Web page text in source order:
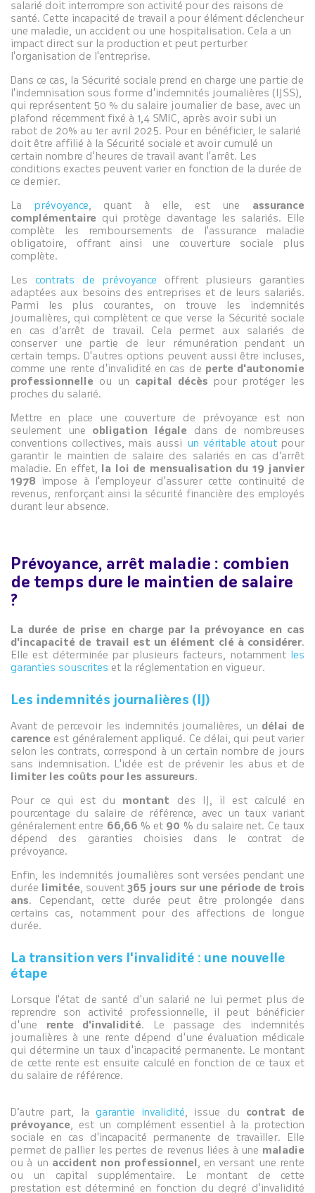
salarié doit interrompre son activité pour des raisons de
santé. Cette incapacité de travail a pour élément déclencheur
une maladie, un accident ou une hospitalisation. Cela a un
impact direct sur la production et peut perturber
l'organisation de l'entreprise.
Dans ce cas, la Sécurité sociale prend en charge une partie de
l'indemnisation sous forme d'indemnités journalières (IJSS),
qui représentent 50 % du salaire journalier de base, avec un
plafond récemment fixé à 1,4 SMIC, après avoir subi un
rabot de 20% au 1er avril 2025. Pour en bénéficier, le salarié
doit être affilié à la Sécurité sociale et avoir cumulé un
certain nombre d'heures de travail avant l'arrêt. Les
conditions exactes peuvent varier en fonction de la durée de
ce dernier.
La prévoyance, quant à elle, est une assurance
complémentaire qui protège davantage les salariés. Elle
complète les remboursements de l'assurance maladie
obligatoire, offrant ainsi une couverture sociale plus
complète.
Les contrats de prévoyance offrent plusieurs garanties
adaptées aux besoins des entreprises et de leurs salariés.
Parmi les plus courantes, on trouve les indemnités
journalières, qui complètent ce que verse la Sécurité sociale
en cas d’arrêt de travail. Cela permet aux salariés de
conserver une partie de leur rémunération pendant un
certain temps. D'autres options peuvent aussi être incluses,
comme une rente d'invalidité en cas de perte d'autonomie
professionnelle ou un capital décès pour protéger les
proches du salarié.
Mettre en place une couverture de prévoyance est non
seulement une obligation légale dans de nombreuses
conventions collectives, mais aussi un véritable atoutpour
garantir le maintien de salaire des salariés en cas d’arrêt
maladie. En effet,
la loi de mensualisation du 19 janvier
1978 impose à l'employeur d'assurer cette continuité de
revenus, renforçant ainsi la sécurité financière des employés
durant leur absence.
Prévoyance, arrêt maladie : combien
de temps dure le maintien de salaire
?
La durée de prise en charge par la prévoyance en cas
d'incapacité de travail est un élément clé à considérer.
Elle est déterminée par plusieurs facteurs, notamment
les
garanties souscrites et la réglementation en vigueur.
Les indemnités journalières (IJ)
Avant de percevoir les indemnités journalières, un délai de
carence est généralement appliqué. Ce délai, qui peut varier
selon les contrats, correspond à un certain nombre de jours
sans indemnisation. L'idée est de prévenir les abus et de
limiter les coûts pour les assureurs.
Pour ce qui est du montant des IJ, il est calculé en
pourcentage du salaire de référence, avec un taux variant
généralement entre 66,66 % et 90 % du salaire net. Ce taux
dépend des garanties choisies dans le contrat de
prévoyance.
Enfin, les indemnités journalières sont versées pendant une
durée
limitée, souvent365 jours sur une période de trois
ans. Cependant, cette durée peut être prolongée dans
certains cas, notamment pour des affections de longue
durée.
La transition vers l'invalidité : une nouvelle
étape
Lorsque l'état de santé d'un salarié ne lui permet plus de
reprendre son activité professionnelle, il peut bénéficier
d'une rente d'invalidité. Le passage des indemnités
journalières à une rente dépend d'une évaluation médicale
qui détermine un taux d'incapacité permanente. Le montant
de cette rente est ensuite calculé en fonction de ce taux et
du salaire de référence.
D’autre part, la garantie invalidité, issue du contrat de
prévoyance, est un complément essentiel à la protection
sociale en cas d'incapacité permanente de travailler. Elle
permet de pallier les pertes de revenus liées à une maladie
ou à un accident non professionnel , en versant une rente
ou un capital supplémentaire. Le montant de cette
prestation est déterminé en fonction du degré d'invalidité